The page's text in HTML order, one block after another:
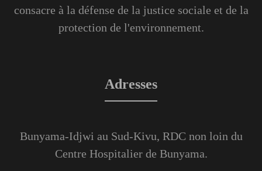
consacre à la défense de la justice sociale et de la
protection de l'environnement.
Adresses
Bunyama-Idjwi au Sud-Kivu, RDC non loin du
Centre Hospitalier de Bunyama.